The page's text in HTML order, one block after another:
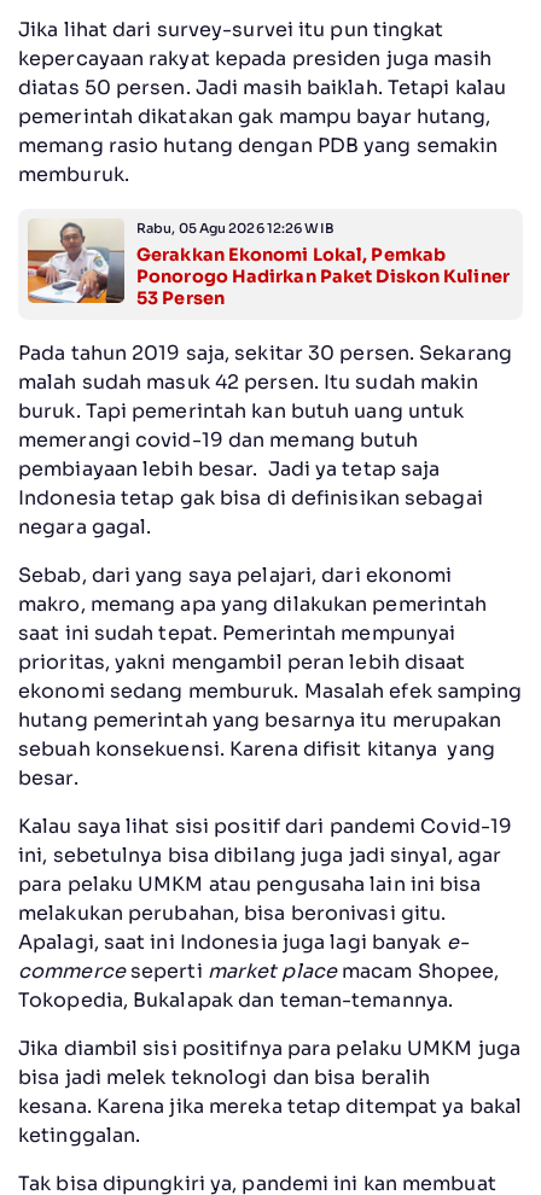
Jika lihat dari survey-survei itu pun tingkat
kepercayaan rakyat kepada presiden juga masih
diatas 50 persen. Jadi masih baiklah. Tetapi kalau
pemerintah dikatakan gak mampu bayar hutang,
memang rasio hutang dengan PDB yang semakin
memburuk.
Rabu, 05 Agu 2026 12:26 WIB
Gerakkan Ekonomi Lokal, Pemkab
Ponorogo Hadirkan Paket Diskon Kuliner
53 Persen
Pada tahun 2019 saja, sekitar 30 persen. Sekarang
malah sudah masuk 42 persen. Itu sudah makin
buruk. Tapi pemerintah kan butuh uang untuk
memerangi covid-19 dan memang butuh
pembiayaan lebih besar. Jadi ya tetap saja
Indonesia tetap gak bisa di definisikan sebagai
negara gagal.
Sebab, dari yang saya pelajari, dari ekonomi
makro, memang apa yang dilakukan pemerintah
saat ini sudah tepat. Pemerintah mempunyai
prioritas, yakni mengambil peran lebih disaat
ekonomi sedang memburuk. Masalah efek samping
hutang pemerintah yang besarnya itu merupakan
sebuah konsekuensi. Karena difisit kitanya yang
besar.
Kalau saya lihat sisi positif dari pandemi Covid-19
ini, sebetulnya bisa dibilang juga jadi sinyal, agar
para pelaku UMKM atau pengusaha lain ini bisa
melakukan perubahan, bisa beronivasi gitu.
Apalagi, saat ini Indonesia juga lagi banyak e-
commerceseperti market placemacam Shopee,
Tokopedia, Bukalapak dan teman-temannya.
Jika diambil sisi positifnya para pelaku UMKM juga
bisa jadi melek teknologi dan bisa beralih
kesana. Karena jika mereka tetap ditempat ya bakal
ketinggalan.
Tak bisa dipungkiri ya, pandemi ini kan membuat